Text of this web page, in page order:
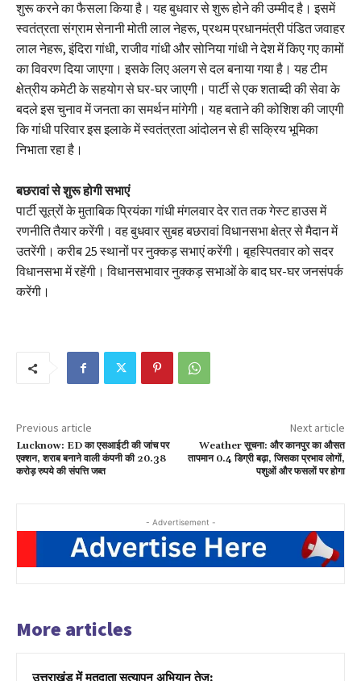
शुरू करने का फैसला किया है। यह बुधवार से शुरू होने की उम्मीद है। इसमें
स्वतंत्रता संग्राम सेनानी मोती लाल नेहरू, प्रथम प्रधानमंत्री पंडित जवाहर
लाल नेहरू, इंदिरा गांधी, राजीव गांधी और सोनिया गांधी ने देश में किए गए कामों
का विवरण दिया जाएगा। इसके लिए अलग से दल बनाया गया है। यह टीम
क्षेत्रीय कमेटी के सहयोग से घर-घर जाएगी। पार्टी से एक शताब्दी की सेवा के
बदले इस चुनाव में जनता का समर्थन मांगेगी। यह बताने की कोशिश की जाएगी
कि गांधी परिवार इस इलाके में स्वतंत्रता आंदोलन से ही सक्रिय भूमिका
निभाता रहा है।
बछरावां से शुरू होगी सभाएं
पार्टी सूत्रों के मुताबिक प्रियंका गांधी मंगलवार देर रात तक गेस्ट हाउस में
रणनीति तैयार करेंगी। वह बुधवार सुबह बछरावां विधानसभा क्षेत्र से मैदान में
उतरेंगी। करीब 25 स्थानों पर नुक्कड़ सभाएं करेंगी। बृहस्पितवार को सदर
विधानसभा में रहेंगी। विधानसभावार नुक्कड़ सभाओं के बाद घर-घर जनसंपर्क
करेंगी।
Previous article
Lucknow: ED का एसआईटी की जांच पर
एक्शन, शराब बनाने वाली कंपनी की 20.38
करोड़ रुपये की संपत्ति जब्त
Next article
Weather सूचना: और कानपुर का औसत
तापमान 0.4 डिग्री बढ़ा, जिसका प्रभाव लोगों,
पशुओं और फसलों पर होगा
- Advertisement -
More articles